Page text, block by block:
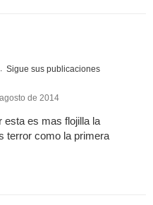
Sigue sus publicaciones
de 2014
esta es mas flojilla la
terror como la primera